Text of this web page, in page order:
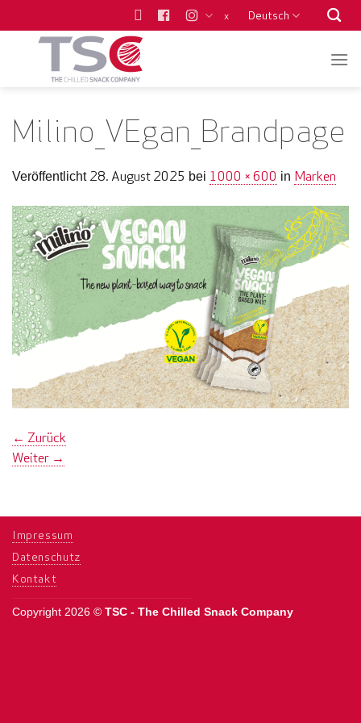
Inhalt
x Deutsch
Milino_VEgan_Brandpage
Veröffentlicht 28. August 2025 bei 1000 × 600 in Marken
← Zurück
Weiter →
Impressum
Datenschutz
Kontakt
Copyright 2026 © TSC - The Chilled Snack Company